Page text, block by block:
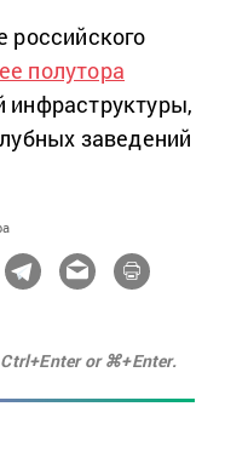
российского
полутора
инфраструктуры,
заведений
Ctrl+Enter or ⌘+Enter.